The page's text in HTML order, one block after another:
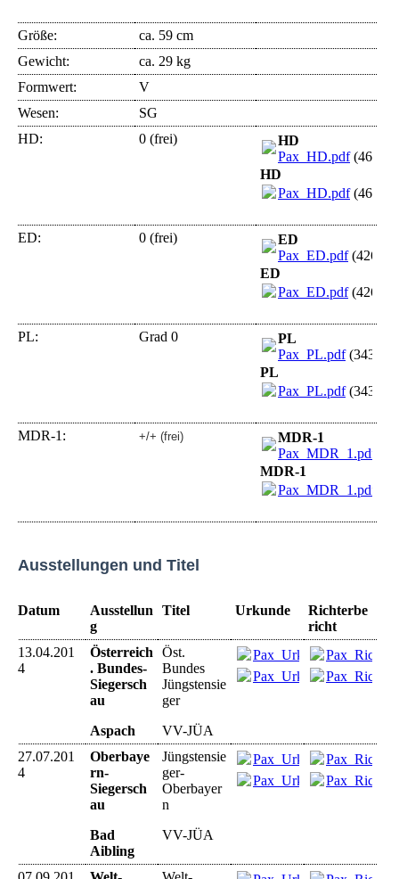
Größe:
ca. 59 cm
Gewicht:
ca. 29 kg
Formwert:
V
Wesen:
SG
HD:
0 (frei)
HD
Pax_HD.pdf
HD
Pax_HD.pdf
ED: 0 (frei)
ED
Pax_ED.pdf
ED
Pax_ED.pdf
PL: Grad 0
PL
Pax_PL.pdf
PL
Pax_PL.pdf
MDR-1: +/+ (frei)
MDR-1
Pax_MDR_1.pdf
MDR-1
Pax_MDR_1.pdf
Ausstellungen und Titel
Datum
Ausstellun
g
Titel Urkunde
Richterbe
richt
13.04.201
4
Österreich
. Bundes-
Siegersch
au
Aspach
Öst.
Bundes
Jüngstensie
ger
VV-JÜA
27.07.201
4
Oberbaye
rn-
Siegersch
au
Bad
Aibling
Jüngstensie
ger-
Oberbayer
n
VV-JÜA